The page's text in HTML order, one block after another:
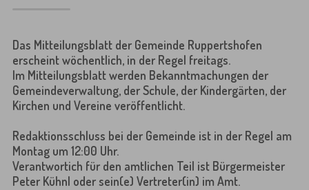
Das Mitteilungsblatt der Gemeinde Ruppertshofen
erscheint wöchentlich, in der Regel freitags.
Im Mitteilungsblatt werden Bekanntmachungen der
Gemeindeverwaltung, der Schule, der Kindergärten, der
Kirchen und Vereine veröffentlicht.
Redaktionsschluss bei der Gemeinde ist in der Regel am
Montag um 12:00 Uhr.
Verantwortich für den amtlichen Teil ist Bürgermeister
Peter Kühnl oder sein(e) Vertreter(in) im Amt.